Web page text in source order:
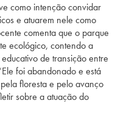
como intenção convidar
e atuarem nele como
comenta que o parque
ecológico, contendo a
de transição entre
foi abandonado e está
floresta e pelo avanço
sobre a atuação do